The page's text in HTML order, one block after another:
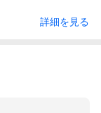
詳細を見る